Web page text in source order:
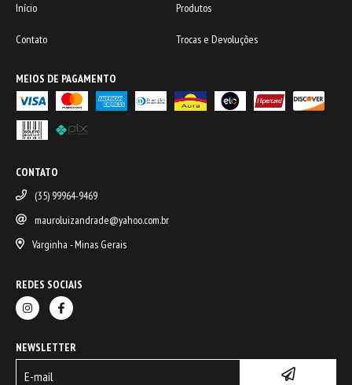
Início
Produtos
Contato Trocas e Devoluções
MEIOS DE PAGAMENTO
CONTATO
(35) 99964-9469
mauroluizandrade@yahoo.com.br
Varginha - Minas Gerais
REDES SOCIAIS
NEWSLETTER